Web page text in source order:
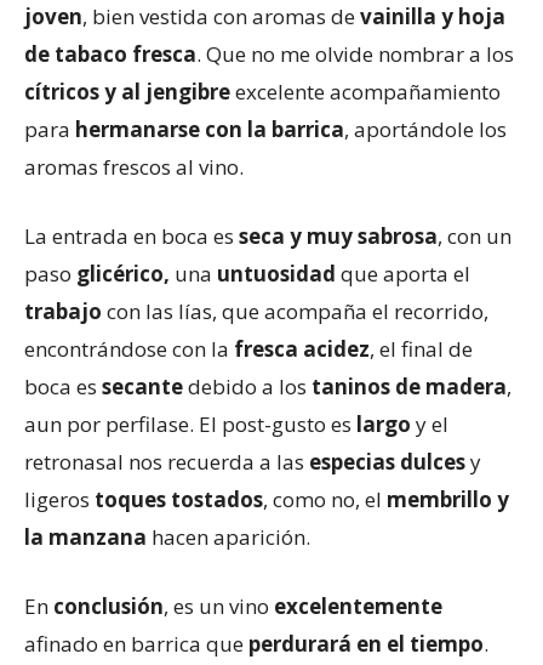
joven, bien vestida con aromas devainilla y hoja
de tabaco fresca. Que no me olvide nombrar a los
cítricos y al jengibreexcelente acompañamiento
para hermanarse con la barrica, aportándole los
aromas frescos al vino.
La entrada en boca es seca y muy sabrosa, con un
paso glicérico, una untuosidad que aporta el
trabajo con las lías, que acompaña el recorrido,
encontrándose con la fresca acidez, el final de
boca es secantedebido a los taninos de madera,
aun por perfilase. El post-gusto es largo y el
retronasal nos recuerda a las especias dulcesy
ligeros toques tostados, como no, el membrillo y
la manzana hacen aparición.
En conclusión, es un vino excelentemente
afinado en barrica que perdurará en el tiempo.